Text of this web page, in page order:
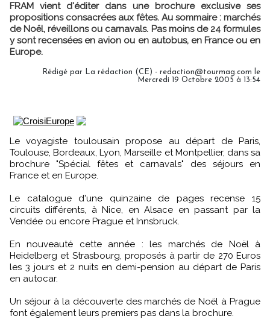
FRAM vient d'éditer dans une brochure exclusive ses
propositions consacrées aux fêtes. Au sommaire : marchés
de Noël, réveillons ou carnavals. Pas moins de 24 formules
y sont recensées en avion ou en autobus, en France ou en
Europe.
Rédigé par La rédaction (CE) - redaction@tourmag.com le
Mercredi 19 Octobre 2005 à 13:54
Le voyagiste toulousain propose au départ de Paris,
Toulouse, Bordeaux, Lyon, Marseille et Montpellier, dans sa
brochure "Spécial fêtes et carnavals" des séjours en
France et en Europe.
Le catalogue d'une quinzaine de pages recense 15
circuits différents, à Nice, en Alsace en passant par la
Vendée ou encore Prague et Innsbruck.
En nouveauté cette année : les marchés de Noël à
Heidelberg et Strasbourg, proposés à partir de 270 Euros
les 3 jours et 2 nuits en demi-pension au départ de Paris
en autocar.
Un séjour à la découverte des marchés de Noël à Prague
font également leurs premiers pas dans la brochure.